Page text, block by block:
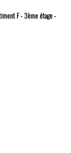
F - 3ème étage -